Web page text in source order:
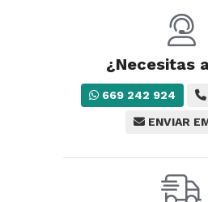
¿Necesitas
669 242 924
ENVIAR